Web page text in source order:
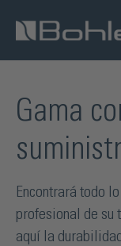
principal
Gama
Encontrará todo
profesional de su
aquí la